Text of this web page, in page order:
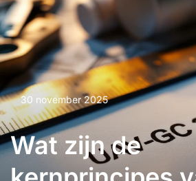
30 november 2025
Wat zijn de